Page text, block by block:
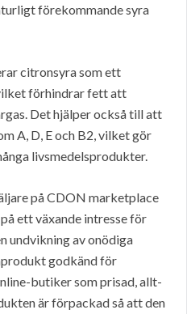
förekommande syra
citronsyra som ett
förhindrar fett att
Det hjälper också till att
A, D, E och B2, vilket gör
livsmedelsprodukter.
på CDON marketplace
ett växande intresse för
undvikning av onödiga
godkänd för
butiker som prisad, allt-
är förpackad så att den